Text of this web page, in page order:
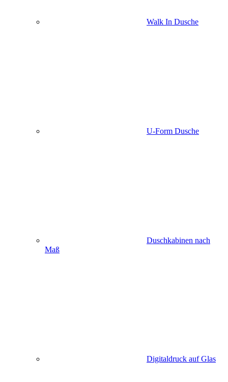
Walk In Dusche
U-Form Dusche
Duschkabinen nach
Maß
Digitaldruck auf Glas